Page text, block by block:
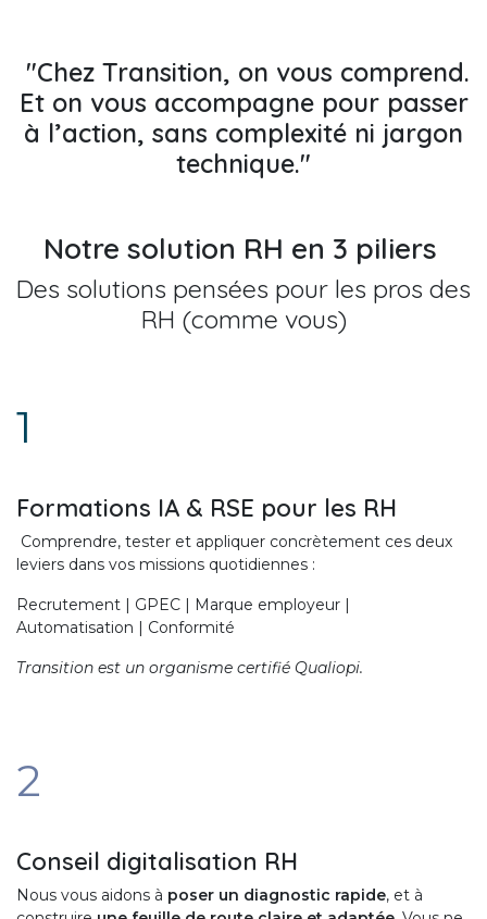
"Chez Transition, on vous comprend.
Et on vous accompagne pour passer
à l’action, sans complexité ni jargon
technique."
Notre solution RH en 3 piliers
Des solutions pensées pour les pros des
RH (comme vous)
1
Formations IA & RSE pour les RH
Comprendre, tester et appliquer concrètement ces deux
leviers dans vos missions quotidiennes :
Recrutement | GPEC | Marque employeur |
Automatisation | Conformité
Transition est un organisme certifié Qualiopi.
2
Conseil digitalisation RH
Nous vous aidons à poser un diagnostic rapide, et à